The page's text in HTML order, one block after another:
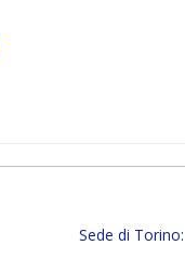
Sede di Torino: